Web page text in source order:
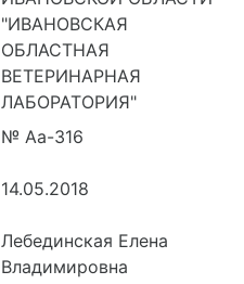
"ИВАНОВСКАЯ
ОБЛАСТНАЯ
ВЕТЕРИНАРНАЯ
ЛАБОРАТОРИЯ"
№ Аа-316
14.05.2018
Лебединская Елена
Владимировна